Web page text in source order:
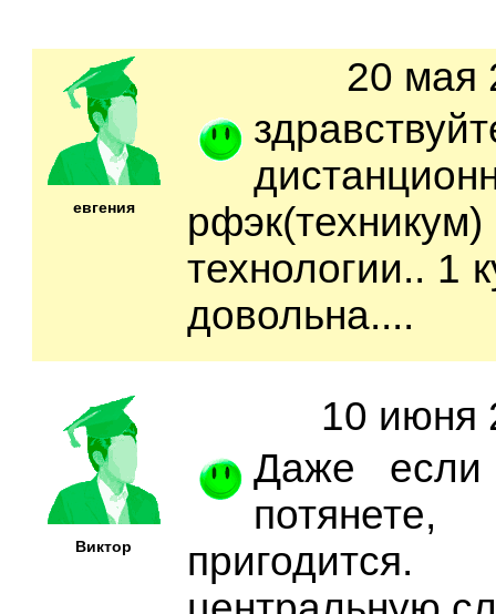
евгения
20 мая
технологии.. 1
довольна....
Виктор
10 июня
Даже